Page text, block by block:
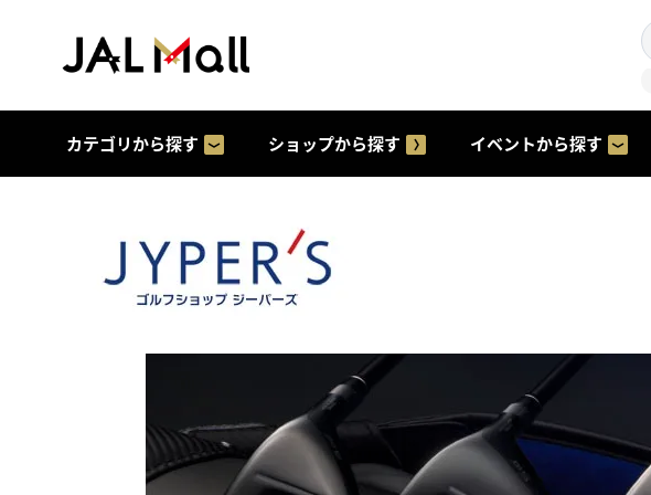
カテゴリから探す ショップから探す イベントから探す